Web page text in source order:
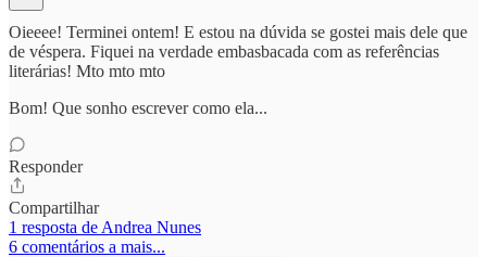
Oieeee! Terminei ontem! E estou na dúvida se gostei mais dele que
de véspera. Fiquei na verdade embasbacada com as referências
literárias! Mto mto mto
Bom! Que sonho escrever como ela...
Responder
Compartilhar
1 resposta de Andrea Nunes
6 comentários a mais...